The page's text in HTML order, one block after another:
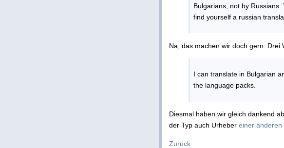
Bulgarians, not by
find yourself a russian
Na, das machen wir doch gern. Drei
I can translate in Bulgarian
the language packs.
Diesmal haben wir gleich dankend
der Typ auch Urheber einer anderen
Zurück